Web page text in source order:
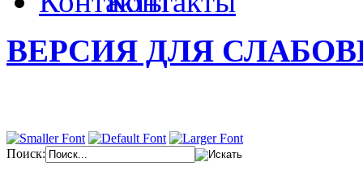
ВЕРСИЯ ДЛЯ
Поиск: